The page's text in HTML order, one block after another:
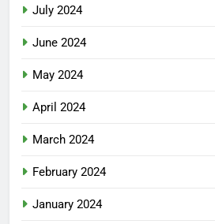
July 2024
June 2024
May 2024
April 2024
March 2024
February 2024
January 2024